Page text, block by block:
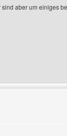
aber um einiges